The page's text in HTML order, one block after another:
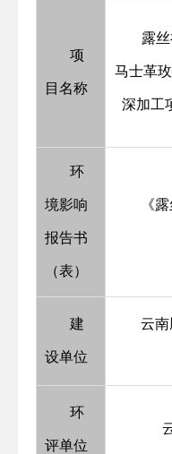
项
目名称
露
马士革
深加工
环
境影响
报告书
（表）
《
建
设单位
云
环
评单位